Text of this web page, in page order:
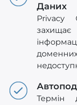
Даних
Privacy
Термін